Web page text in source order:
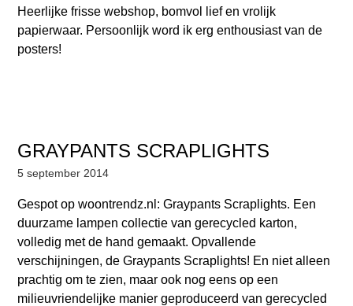
Heerlijke frisse webshop, bomvol lief en vrolijk
papierwaar. Persoonlijk word ik erg enthousiast van de
posters!
GRAYPANTS SCRAPLIGHTS
5 september 2014
Gespot op woontrendz.nl: Graypants Scraplights. Een
duurzame lampen collectie van gerecycled karton,
volledig met de hand gemaakt. Opvallende
verschijningen, de Graypants Scraplights! En niet alleen
prachtig om te zien, maar ook nog eens op een
milieuvriendelijke manier geproduceerd van gerecycled